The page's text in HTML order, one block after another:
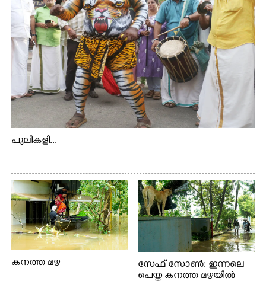
പുലികളി...
കനത്ത മഴ
സേഫ് സോൺ: ഇന്നലെ
പെയ്ത കനത്ത മഴയിൽ